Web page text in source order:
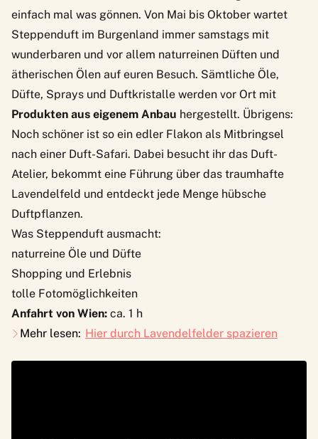
einfach mal was gönnen. Von Mai bis Oktober wartet
Steppenduft im Burgenland immer samstags mit
wunderbaren und vor allem naturreinen Düften und
ätherischen Ölen auf euren Besuch. Sämtliche Öle,
Düfte, Sprays und Duftkristalle werden vor Ort mit
Produkten aus eigenem Anbau hergestellt. Übrigens:
Noch schöner ist so ein edler Flakon als Mitbringsel
nach einer Duft-Safari. Dabei besucht ihr das Duft-
Atelier, bekommt eine Führung über das traumhafte
Lavendelfeld und entdeckt jede Menge hübsche
Duftpflanzen.
Was Steppenduft ausmacht:
naturreine Öle und Düfte
Shopping und Erlebnis
tolle Fotomöglichkeiten
Anfahrt von Wien: ca. 1 h
Mehr lesen: Hier durch Lavendelfelder spazieren